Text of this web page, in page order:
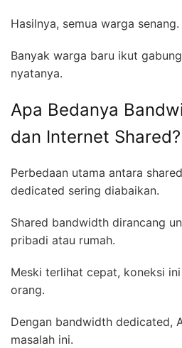
Hasilnya, semua warga senang.
Banyak warga baru ikut
nyatanya.
Apa Bedanya
dan Internet Shared?
Perbedaan utama antara
dedicated sering diabaikan.
Shared bandwidth dirancang
pribadi atau rumah.
Meski terlihat cepat, koneksi
orang.
Dengan bandwidth dedicated,
masalah ini.